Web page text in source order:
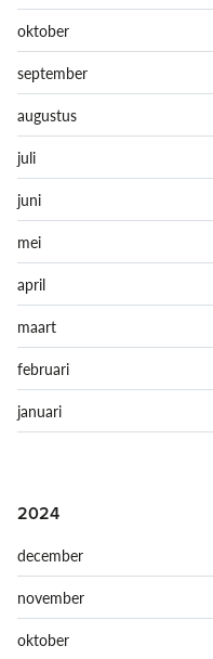
oktober
september
augustus
juli
juni
mei
april
maart
februari
januari
2024
december
november
oktober